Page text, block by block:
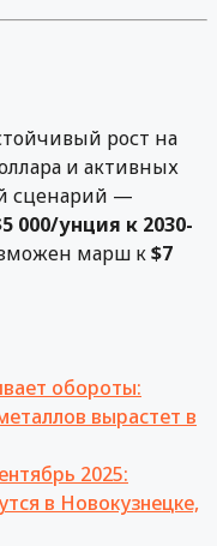
рост на
и активных
сценарий —
000/унция к 2030-
марш к$7
обороты:
вырастет в
2025:
в Новокузнецке,